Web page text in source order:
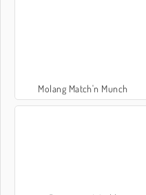
Molang Match'n Munch